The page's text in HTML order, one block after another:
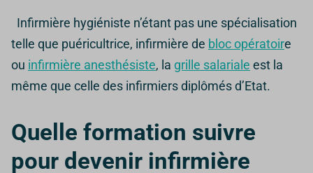
Infirmière hygiéniste n’étant pas une spécialisation
telle que puéricultrice, infirmière de bloc opératoire
ou infirmière anesthésiste, la grille salariale est la
même que celle des infirmiers diplômés d’Etat.
Quelle formation suivre
pour devenir infirmière